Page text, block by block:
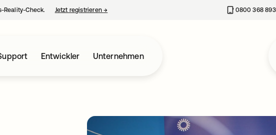
Reality-Check. Jetzt registrieren→ 0800 368
Entwickler Unternehmen